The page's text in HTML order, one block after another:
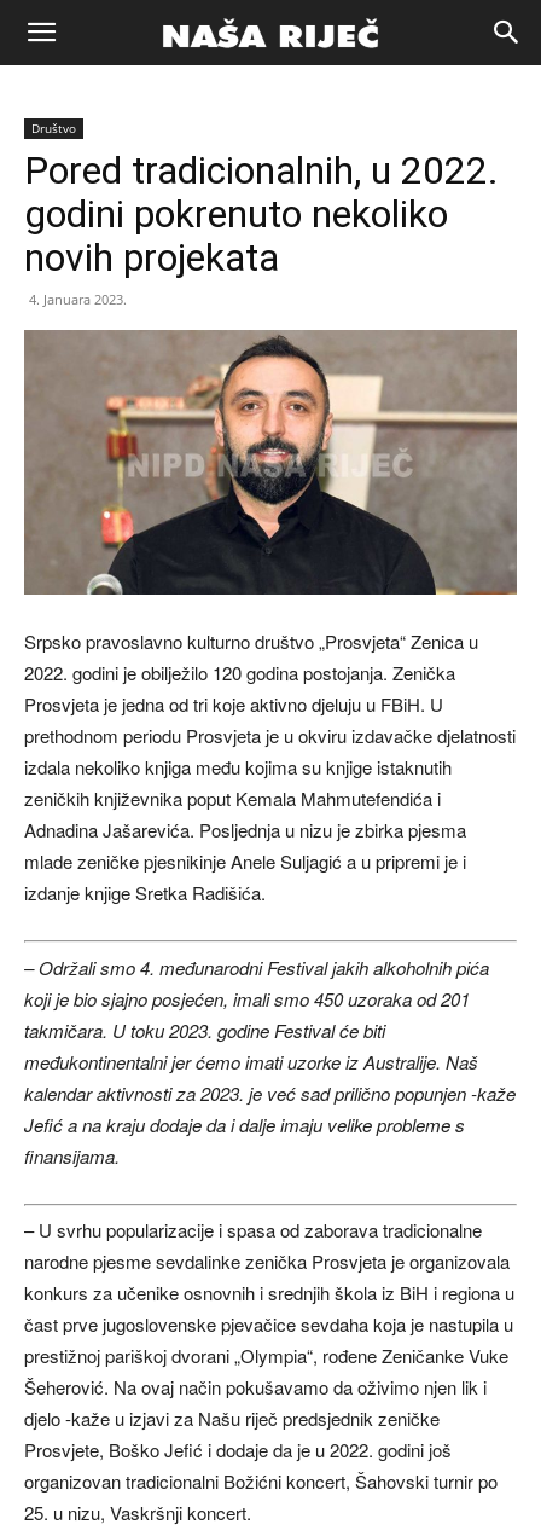
Naša
riječ
Zenica
Društvo
Pored tradicionalnih, u 2022.
godini pokrenuto nekoliko
novih projekata
4. Januara 2023.
Srpsko pravoslavno kulturno društvo „Prosvjeta“ Zenica u
2022. godini je obilježilo 120 godina postojanja. Zenička
Prosvjeta je jedna od tri koje aktivno djeluju u FBiH. U
prethodnom periodu Prosvjeta je u okviru izdavačke djelatnosti
izdala nekoliko knjiga među kojima su knjige istaknutih
zeničkih književnika poput Kemala Mahmutefendića i
Adnadina Jašarevića. Posljednja u nizu je zbirka pjesma
mlade zeničke pjesnikinje Anele Suljagić a u pripremi je i
izdanje knjige Sretka Radišića.
– Održali smo 4. međunarodni Festival jakih alkoholnih pića
koji je bio sjajno posjećen, imali smo 450 uzoraka od 201
takmičara. U toku 2023. godine Festival će biti
međukontinentalni jer ćemo imati uzorke iz Australije. Naš
kalendar aktivnosti za 2023. je već sad prilično popunjen -kaže
Jefić a na kraju dodaje da i dalje imaju velike probleme s
finansijama.
– U svrhu popularizacije i spasa od zaborava tradicionalne
narodne pjesme sevdalinke zenička Prosvjeta je organizovala
konkurs za učenike osnovnih i srednjih škola iz BiH i regiona u
čast prve jugoslovenske pjevačice sevdaha koja je nastupila u
prestižnoj pariškoj dvorani „Olympia“, rođene Zeničanke Vuke
Šeherović. Na ovaj način pokušavamo da oživimo njen lik i
djelo -kaže u izjavi za Našu riječ predsjednik zeničke
Prosvjete, Boško Jefić i dodaje da je u 2022. godini još
organizovan tradicionalni Božićni koncert, Šahovski turnir po
25. u nizu, Vaskršnji koncert.